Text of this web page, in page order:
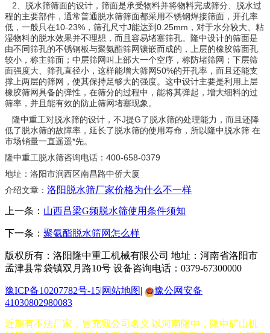
2、脱水筛筛面的设计，筛面是承受物料并将物料完成筛分、脱水过
程的主要部件，通常普通脱水筛筛面都采用不锈钢焊接筛面，开孔率
低，一般只在10-23%，筛孔尺寸J能达到0.25mm，对于水分较大、粘
湿物料的脱水效果并不理想，而且容易堵塞筛孔。隆中设计的筛面是
由不同筛孔的不锈钢板与聚氨酯筛网镶嵌而成的，上层的橡胶筛面孔
较小，称主筛面；中层筛网叫上部大一个空序，称防堵筛网；下层筛
面强度大、筛孔直径小，这样能增大筛网50%的开孔率，而且还能支
撑上两层的筛网，使其保持足够大的强度。这中设计主要是利用上层
橡胶筛网具备的弹性，在筛分的过程中，能将其弹起，增大细料的过
筛率，并且能有效的防止筛网堵塞现象。
隆中重工对脱水筛的设计，不J提G了脱水筛的处理能力，而且还降
低了脱水筛的故障率，延长了脱水筛的使用寿命，所以隆中脱水筛 在
市场销量一直遥遥*先。
隆中重工脱水筛咨询电话：400-658-0379
地址：洛阳市涧西区南昌路中侨大厦
介绍文章： 洛阳脱水筛厂家价格为什么不一样
上一条： 山西吕梁G频脱水筛使用条件须知
下一条： 聚氨酯脱水筛网怎么样
版权所有：洛阳隆中重工机械有限公司 地址：河南省洛阳市
孟津县常袋镇双月路10号 设备咨询电话：0379-67300000
豫ICP备10207782号-15|网站地图|
豫公网安备
41030802980083
近期有不法厂家，冒充我公司名义 以河南隆中，隆中矿山机